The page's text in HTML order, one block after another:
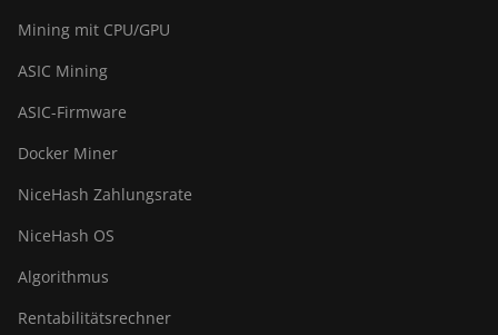
Mining mit CPU/GPU
ASIC Mining
ASIC-Firmware
Docker Miner
NiceHash Zahlungsrate
NiceHash OS
Algorithmus
Rentabilitätsrechner